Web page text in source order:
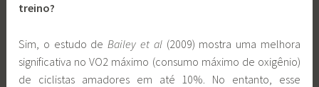
treino?
Sim, o estudo de Bailey et al(2009) mostra uma melhora
significativa no VO2 máximo (consumo máximo de oxigênio)
de ciclistas amadores em até 10%. No entanto, esse